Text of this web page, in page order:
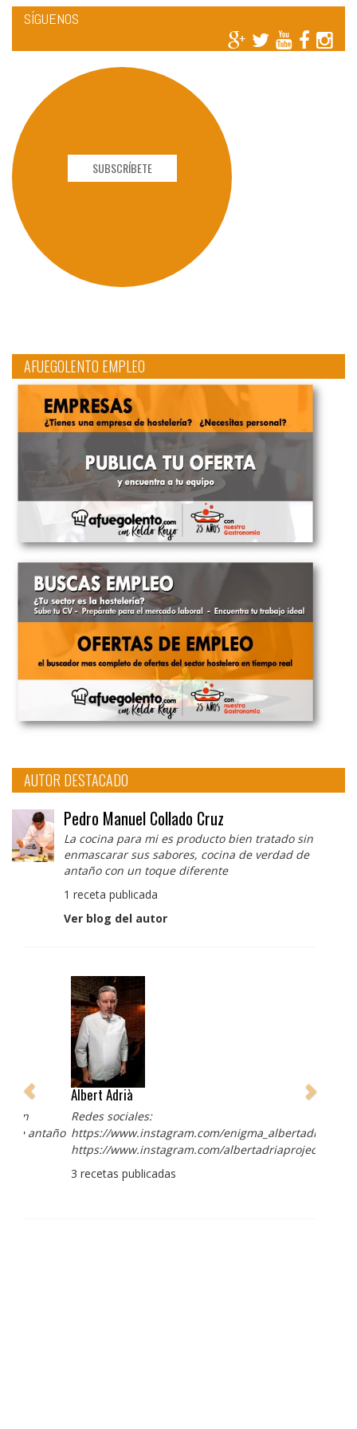
SÍGUENOS
SUBSCRÍBETE
AFUEGOLENTO EMPLEO
AUTOR DESTACADO
Pedro Manuel Collado Cruz
La cocina para mi es producto bien tratado sin
enmascarar sus sabores, cocina de verdad de
antaño con un toque diferente
1 receta publicada
Ver blog del autor
Albert Adrià
Redes sociales:
https://www.instagram.com/enigma_albertadria/
https://www.instagram.com/albertadriaprojects/
3 recetas publicadas